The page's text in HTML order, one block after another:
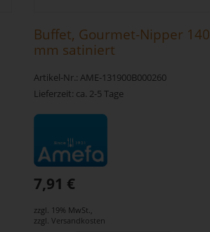
Buffet, Gourmet-Nipper 140
mm satiniert
Artikel-Nr.: AME-131900B000260
Lieferzeit: ca. 2-5 Tage
7,91 €
zzgl. 19% MwSt.
zzgl.Versandkosten